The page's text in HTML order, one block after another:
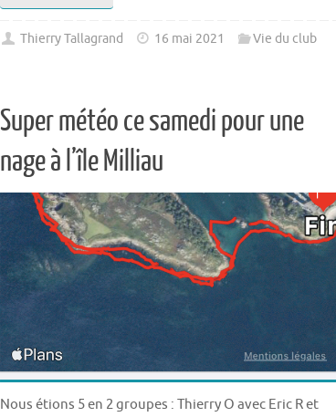
Thierry Tallagrand 16 mai 2021 Vie du club
Super météo ce samedi pour une
nage à l’île Milliau
Nous étions 5 en 2 groupes : Thierry O avec Eric R et